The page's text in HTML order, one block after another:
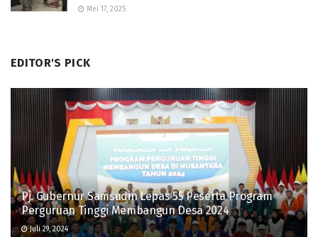
Mei 17, 2025
EDITOR'S PICK
Pj. Gubernur Samsudin Lepas 55 Peserta Program
Perguruan Tinggi Membangun Desa 2024
Juli 29, 2024